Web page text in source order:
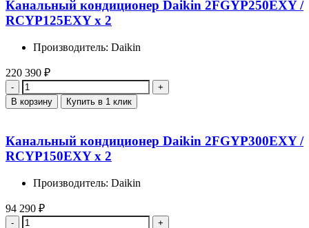
Канальный кондиционер Daikin 2FGYP250EXY /
RCYP125EXY x 2
Производитель: Daikin
220 390 ₽
Количество
В корзину Купить в 1 клик
Канальный кондиционер Daikin 2FGYP300EXY /
RCYP150EXY x 2
Производитель: Daikin
94 290 ₽
Количество